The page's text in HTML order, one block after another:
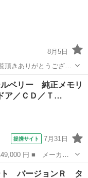
8月5日
なります。 平成21年
ルベリー 純正メモリ
ア／ＣＤ／Ｔ…
提携サイト 7月31日
ード名： クールベ
Ｄ／ＴＶ／４スピー
ト バージョンＲ タ